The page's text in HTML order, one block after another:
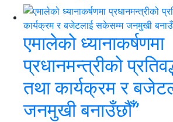
एमालेको ध्यानाकर्षणमा
प्रधानमन्त्रीको
तथा कार्यक्रम र
जनमुखी बनाउँछौँ’’